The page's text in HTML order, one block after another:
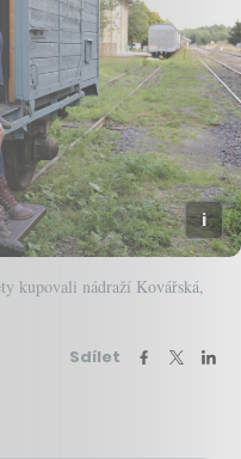
kupovali nádraží Kovářská,
Sdílet